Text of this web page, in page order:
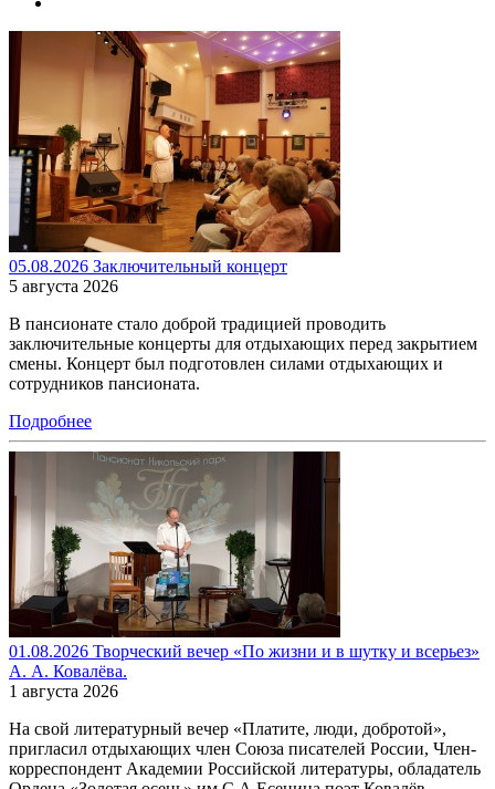
05.08.2026 Заключительный концерт
5 августа 2026
В пансионате стало доброй традицией проводить
заключительные концерты для отдыхающих перед закрытием
смены. Концерт был подготовлен силами отдыхающих и
сотрудников пансионата.
Подробнее
01.08.2026 Творческий вечер «По жизни и в шутку и всерьез»
А. А. Ковалёва.
1 августа 2026
На свой литературный вечер «Платите, люди, добротой»,
пригласил отдыхающих член Союза писателей России, Член-
корреспондент Академии Российской литературы, обладатель